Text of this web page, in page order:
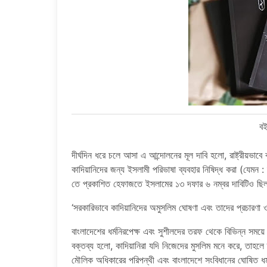
দীর্ঘদিন ধরে চলে আসা এ আন্দোলনের মূল দাবি হলো,
কাদিয়ানিদের জন্য ইসলামী পরিভাষা ব্যবহার নিষিদ্ধ করা
তে প্রকাশিত হেফাজতে ইসলামের ১৩ দফার ৬ নম্বর দাবিটিও
‘সরকারিভাবে কাদিয়ানিদের অমুসলিম ঘোষণা এবং তাদের
বাংলাদেশের ধর্মনিরপেক্ষ এবং সুশীলদের তরফ থেকে বিভিন্ন
বক্তব্য হলো, কাদিয়ানিরা যদি নিজেদের মুসলিম মনে করে, তাহলে
মৌলিক অধিকারের পরিপন্থী এবং বাংলাদেশে সংবিধানের ঘোষিত